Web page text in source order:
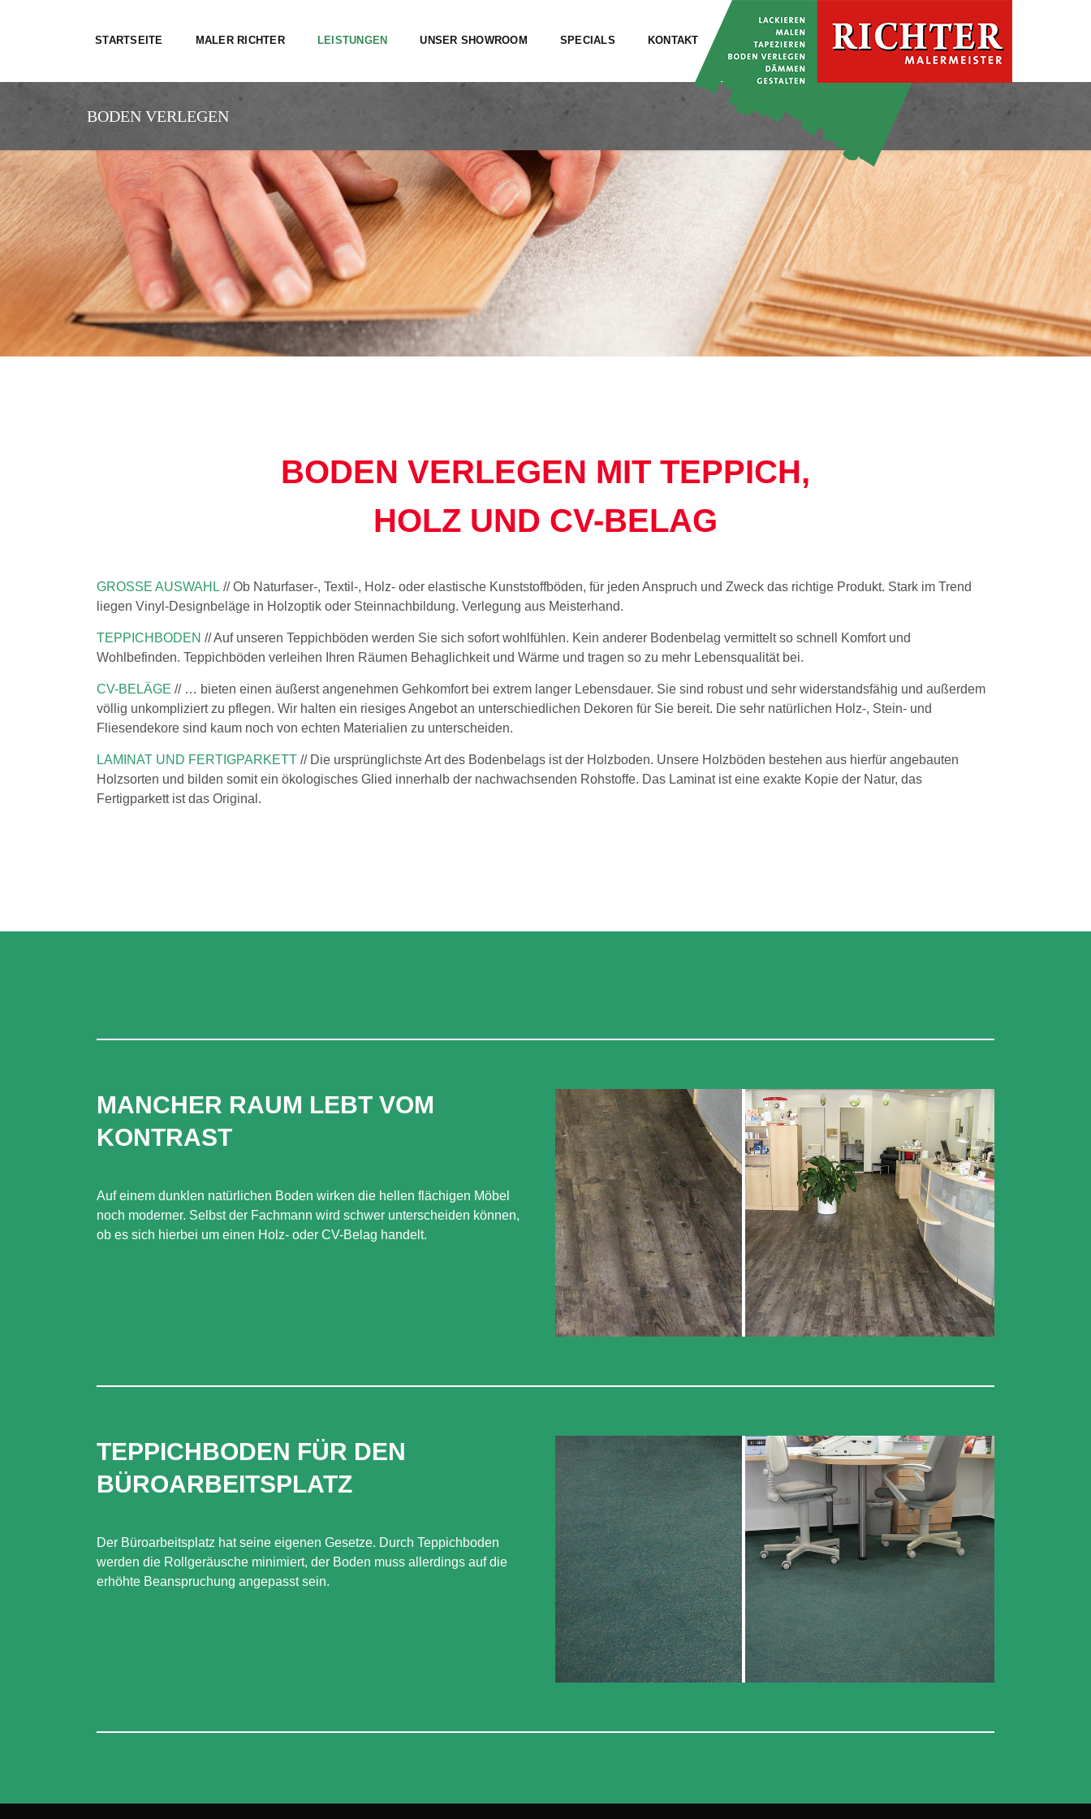
STARTSEITE MALER RICHTER LEISTUNGEN UNSER SHOWROOM SPECIALS KONTAKT
BODEN VERLEGEN
BODEN VERLEGEN MIT TEPPICH,
HOLZ UND CV-BELAG
GROSSE AUSWAHL // Ob Naturfaser-, Textil-, Holz- oder elastische Kunststoffböden, für jeden Anspruch und Zweck das richtige Produkt. Stark im Trend
liegen Vinyl-Designbeläge in Holzoptik oder Steinnachbildung. Verlegung aus Meisterhand.
TEPPICHBODEN // Auf unseren Teppichböden werden Sie sich sofort wohlfühlen. Kein anderer Bodenbelag vermittelt so schnell Komfort und
Wohlbefinden. Teppichböden verleihen Ihren Räumen Behaglichkeit und Wärme und tragen so zu mehr Lebensqualität bei.
CV-BELÄGE // … bieten einen äußerst angenehmen Gehkomfort bei extrem langer Lebensdauer. Sie sind robust und sehr widerstandsfähig und außerdem
völlig unkompliziert zu pflegen. Wir halten ein riesiges Angebot an unterschiedlichen Dekoren für Sie bereit. Die sehr natürlichen Holz-, Stein- und
Fliesendekore sind kaum noch von echten Materialien zu unterscheiden.
LAMINAT UND FERTIGPARKETT // Die ursprünglichste Art des Bodenbelags ist der Holzboden. Unsere Holzböden bestehen aus hierfür angebauten
Holzsorten und bilden somit ein ökologisches Glied innerhalb der nachwachsenden Rohstoffe. Das Laminat ist eine exakte Kopie der Natur, das
Fertigparkett ist das Original.
MANCHER RAUM LEBT VOM
KONTRAST
Auf einem dunklen natürlichen Boden wirken die hellen flächigen Möbel
noch moderner. Selbst der Fachmann wird schwer unterscheiden können,
ob es sich hierbei um einen Holz- oder CV-Belag handelt.
TEPPICHBODEN FÜR DEN
BÜROARBEITSPLATZ
Der Büroarbeitsplatz hat seine eigenen Gesetze. Durch Teppichboden
werden die Rollgeräusche minimiert, der Boden muss allerdings auf die
erhöhte Beanspruchung angepasst sein.